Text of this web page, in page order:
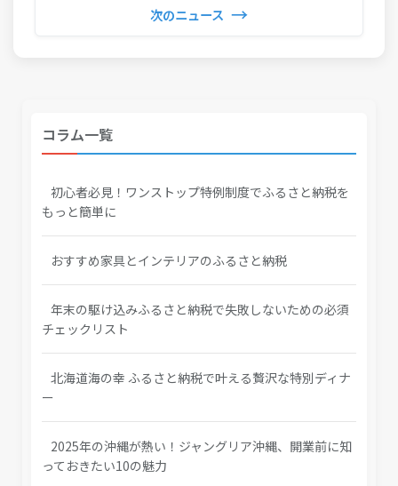
次のニュース →
コラム一覧
初心者必見！ワンストップ特例制度でふるさと納税を
もっと簡単に
おすすめ家具とインテリアのふるさと納税
年末の駆け込みふるさと納税で失敗しないための必須
チェックリスト
北海道海の幸 ふるさと納税で叶える贅沢な特別ディナ
ー
2025年の沖縄が熱い！ジャングリア沖縄、開業前に知
っておきたい10の魅力